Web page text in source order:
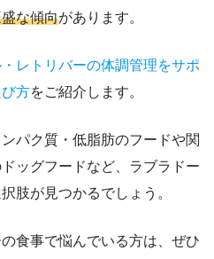
な傾向があります。
レトリバーの体調管理をサポ
方をご紹介します。
パク質・低脂肪のフードや関
ッグフードなど、ラブラドー
肢が見つかるでしょう。
食事で悩んでいる方は、ぜひ